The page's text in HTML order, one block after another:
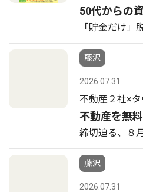
50代からの
「貯金だけ」
藤沢
2026.07.31
不動産２社×
不動産を無
締切迫る、８
藤沢
2026.07.31